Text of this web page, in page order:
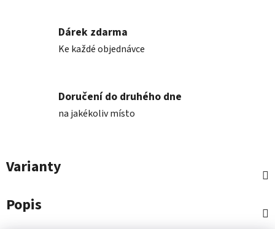
Dárek zdarma
Ke každé objednávce
Doručení do druhého dne
na jakékoliv místo
Varianty
Popis